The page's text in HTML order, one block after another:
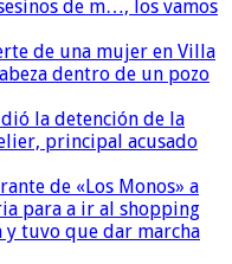
de m…, los vamos
de una mujer en Villa
dentro de un pozo
la detención de la
principal acusado
de «Los Monos» a
para a ir al shopping
y tuvo que dar marcha